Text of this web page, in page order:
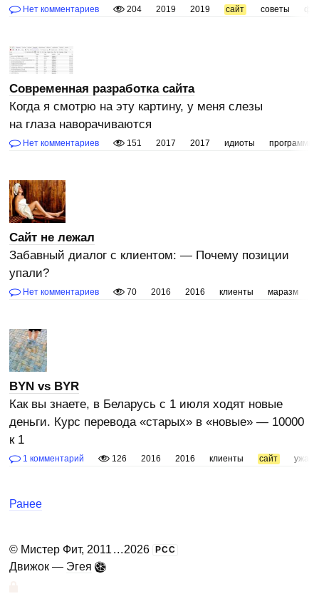
Нет комментариев 204 2019 2019 сайт советы
Современная разработка сайта
Когда я смотрю на эту картину, у меня слезы
на глаза наворачиваются
Нет комментариев 151 2017 2017 идиоты
Сайт не лежал
Забавный диалог с клиентом: — Почему позиции
упали?
Нет комментариев 70 2016 2016 клиенты маразм
BYN vs BYR
Как вы знаете, в Беларусь с 1 июля ходят новые
деньги. Курс перевода «старых» в «новые» — 10000
к 1
1 комментарий 126 2016 2016 клиенты сайт ужас
Ранее
© Мистер Фит, 2011 ...2026 РСС
Движок — Эгея